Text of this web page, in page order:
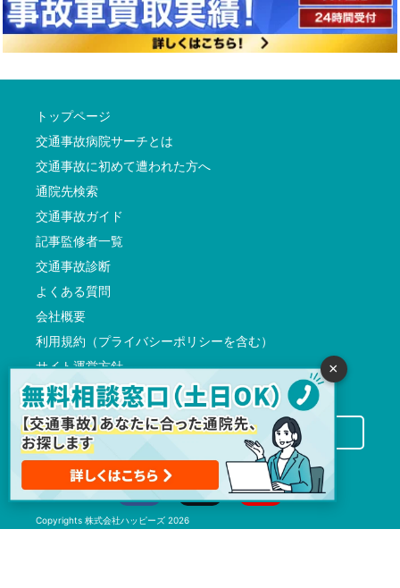
トップページ
交通事故病院サーチとは
交通事故に初めて遭われた方へ
通院先検索
交通事故ガイド
記事監修者一覧
交通事故診断
よくある質問
会社概要
利用規約（プライバシーポリシーを含む）
サイト運営方針
反社会的勢力に対する基本方針
交通事故病院サーチに掲載希望の先生方へ
Copyrights 株式会社ハッピーズ 2026
×